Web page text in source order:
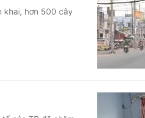
khai, hơn 500 cây